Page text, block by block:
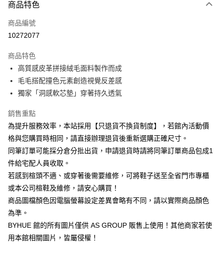
信用卡一次付款
信用卡分期付款
合作金庫商業銀行
華南商業銀行
彰化商業銀行
上海商業儲蓄銀行
台北富邦商業銀行
國泰世華商業銀行
兆豐國際商業銀行
匯豐（台灣）商業銀行
聯邦商業銀行
遠東國際商業銀行
元大商業銀行
永豐商業銀行
台新國際商業銀行
中國信託商業銀行
台灣樂天信用卡公司
6 期 0 利率 每期
華南商業銀行
彰化商業銀行
上海商業儲蓄銀行
台北富邦商業銀行
臺灣中小企業銀行
匯豐（台灣）商業銀行
華泰商業銀行
聯邦商業銀行
遠東國際商業銀行
元大商業銀行
永豐商業銀行
玉山商業銀行
台灣樂天信用卡公司
12 期 0 利率 每期NT$115
合作金庫商業銀行
第一商業銀行
上海商業儲蓄銀行
國泰世華商業銀行
兆豐國際商業銀行
臺灣中小企業銀行
台中商業銀行
匯豐（台灣）商業銀行
華泰商業銀行
聯邦商業銀行
遠東國際商業銀行
元大商業銀行
玉山商業銀行
星展（台灣）商業銀行
台新國際商業銀行
LINE Pay
Apple Pay
街口支付
悠遊付
Google Pay
ATM付款
貨到付款
運送方式
付款後全家取貨(固定運費)
商品特色
商品編號
10272077
商品特色
高質感皮革拼接絨毛面料製作而成
毛毛搭配撞色元素創造視覺反差感
獨家「洞感軟芯墊」穿著持久透氣
銷售重點
為提升服務效率，本站採用【只退貨不換貨制度】，若館內活動價
格與您購買時相同，請直接辦理退貨後重新選購正確尺寸。
同筆訂單可能採分倉分批出貨，申請退貨時請將同筆訂單商品包成1
件給宅配人員收取。
若感到楦頭不適、或穿著後需要維修，可將鞋子送至全省門市專櫃
或本公司楦鞋及維修，請安心購買！
商品圖檔顏色因電腦螢幕設定差異會略有不同，請以實際商品顏色
為準。
BYHUE 館的所有圖片僅供 AS GROUP 販售上使用！其他商家若使
用本館相關圖片，皆屬侵權！